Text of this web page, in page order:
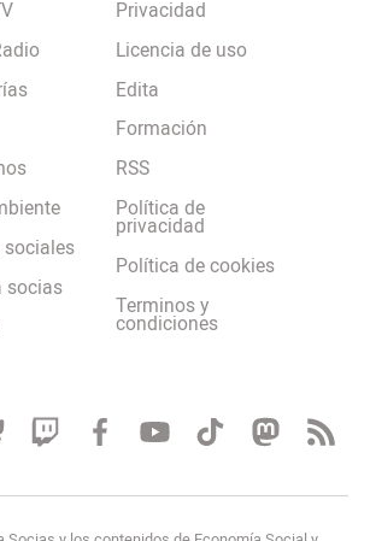
sociales
socias
Privacidad
Licencia de uso
Edita
Formación
RSS
Política de
privacidad
Política de cookies
Terminos y
condiciones